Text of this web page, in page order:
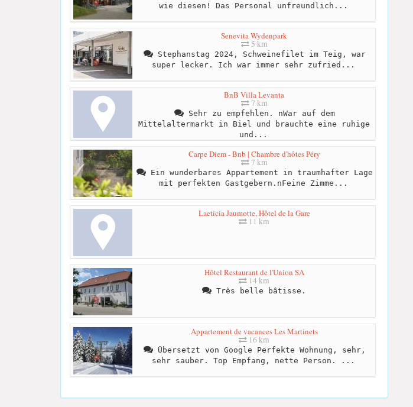
wie diesen! Das Personal unfreundlich...
Senevita Wydenpark
5 km
Stephanstag 2024, Schweinefilet im Teig, war
super lecker. Ich war immer sehr zufried...
BnB Villa Levanta
7 km
Sehr zu empfehlen. nWar auf dem
Mittelaltermarkt in Biel und brauchte eine ruhige
und...
Carpe Diem - Bnb | Chambre d'hôtes Péry
7 km
Ein wunderbares Appartement in traumhafter Lage
mit perfekten Gastgebern.nFeine Zimme...
Laeticia Jaumotte, Hôtel de la Gare
11 km
Hôtel Restaurant de l'Union SA
14 km
Très belle bâtisse.
Appartement de vacances Les Martinets
16 km
Übersetzt von Google Perfekte Wohnung, sehr,
sehr sauber. Top Empfang, nette Person. ...